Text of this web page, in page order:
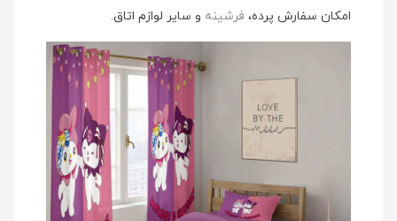
امکان سفارش پرده، فرشینه و سایر لوازم اتاق.